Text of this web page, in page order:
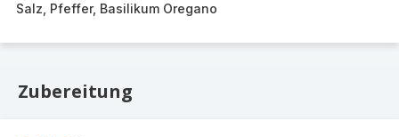
Salz, Pfeffer, Basilikum Oregano
Zubereitung